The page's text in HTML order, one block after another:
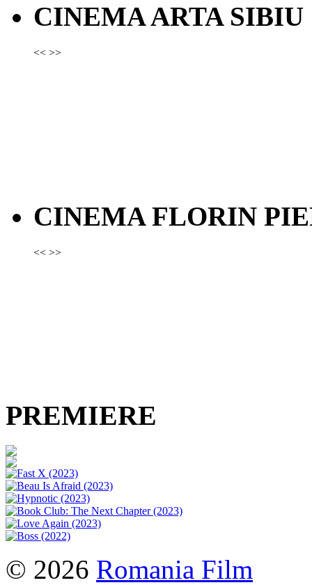
CINEMA ARTA SIBIU
<< >>
CINEMA FLORIN
<< >>
PREMIERE
© 2026 Romania Film